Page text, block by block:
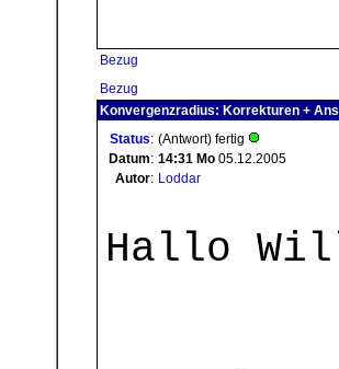
Bezug
Bezug
Konvergenzradius: Korrekturen +
Status: (Antwort) fertig
Datum: 14:31 Mo 05.12.2005
Autor: Loddar
Hallo